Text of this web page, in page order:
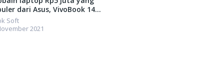
dari Asus, VivoBook 14
Soft
2021